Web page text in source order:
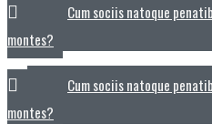
Cum sociis natoque
montes?
Cum sociis natoque
montes?